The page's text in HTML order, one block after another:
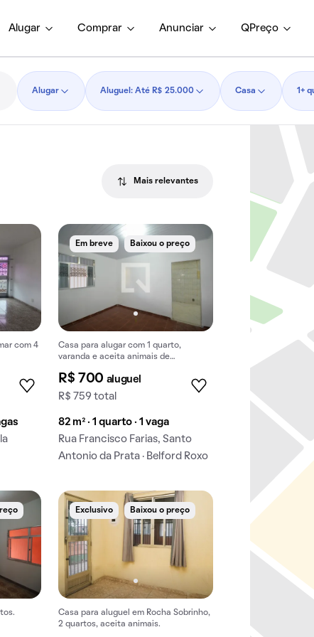
Alugar Comprar Anunciar QPreço
Alugar Aluguel: Até R$ 25.000 Casa 1+
Mais relevantes
com 4
Em breve Baixou o preço
Casa para alugar com 1 quarto,
varanda e aceita animais de
R$ 700 aluguel
R$ 759 total
82 m² · 1 quarto · 1 vaga
Rua Francisco Farias, Santo
Antonio da Prata · Belford Roxo
Exclusivo Baixou o preço
Casa para aluguel em Rocha Sobrinho,
2 quartos, aceita animais.